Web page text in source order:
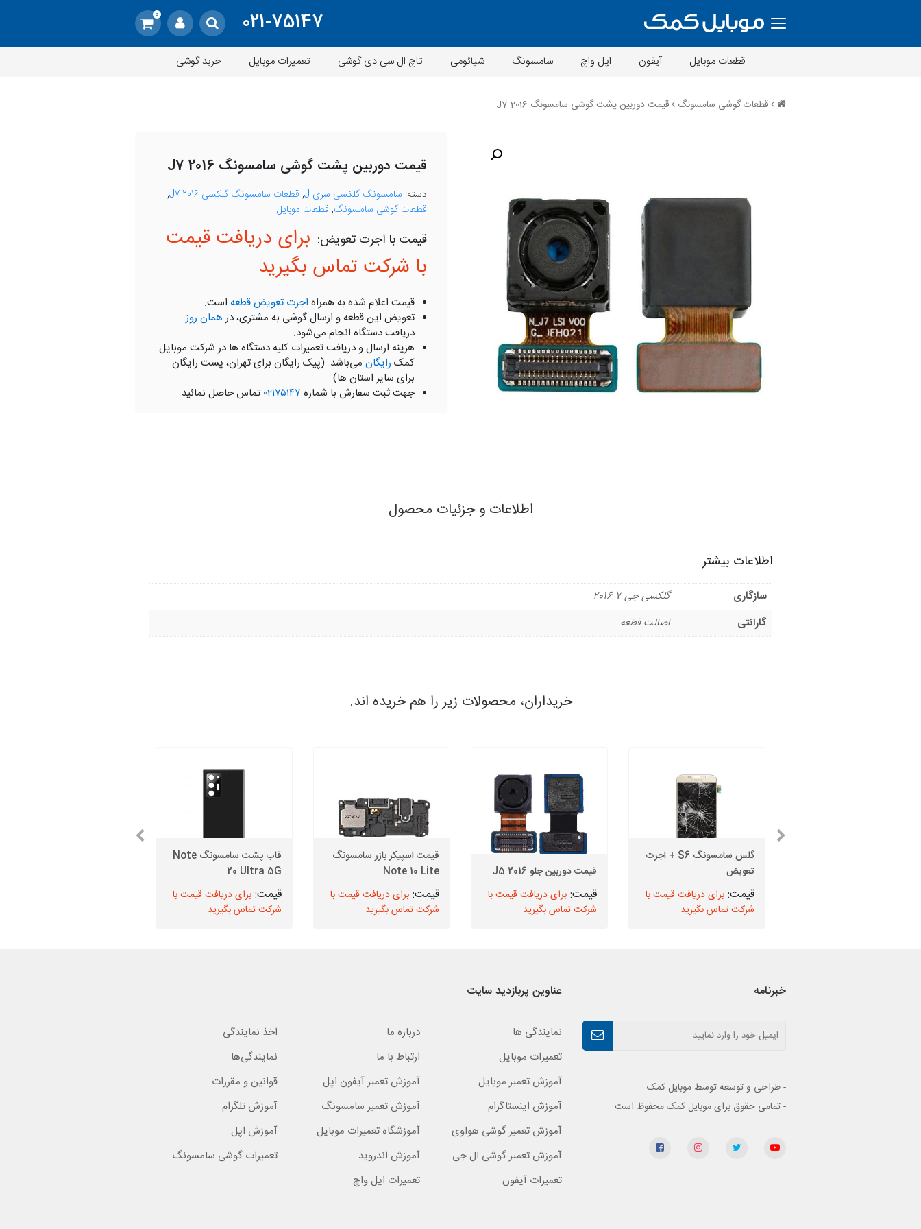
021-75147
0
قطعات موبایل آیفون اپل واچ سامسونگ شیائومی تاچ ال سی دی گوشی تعمیرات موبایل خرید گوشی
قطعات گوشی سامسونگ قیمت دوربین پشت گوشی سامسونگ J7 2016
قیمت دوربین پشت گوشی سامسونگ J7 2016
دسته: سامسونگ گلکسی سری J , قطعات سامسونگ گلکسی J7 2016
,
قطعات گوشی سامسونگ, قطعات موبایل
برای دریافت قیمت
با شرکت تماس بگیرید
قیمت اعلام شده به همراه اجرت تعویض قطعه است.
تعویض این قطعه و ارسال گوشی به مشتری، درهمان روز
دریافت دستگاه انجام می‌شود.
هزینه ارسال و دریافت تعمیرات کلیه دستگاه ها در شرکت موبایل
کمک رایگان می‌باشد. (پیک رایگان برای تهران، پست رایگان
برای سایر استان ها)
جهت ثبت سفارش با شماره ۰۲۱۷۵۱۴۷ تماس حاصل نمائید.
اطلاعات و جزئیات محصول
اطلاعات بیشتر
سازگاری
گلکسی جی 7 2016
گارانتی
اصالت قطعه
خریداران، محصولات زیر را هم خریده اند.
گلس سامسونگ S6 + اجرت
تعویض
برای دریافت قیمت با
شرکت تماس بگیرید
قیمت دوربین جلو J5 2016
برای دریافت قیمت با
شرکت تماس بگیرید
قیمت اسپیکر بازر سامسونگ
Note 10 Lite
برای دریافت قیمت با
شرکت تماس بگیرید
قاب پشت سامسونگ Note
20 Ultra 5G
برای دریافت قیمت با
شرکت تماس بگیرید
خبرنامه
- طراحی و توسعه توسط موبایل کمک
- تمامی حقوق برای موبایل کمک محفوظ است
عناوین پربازدید سایت
نمایندگی ها درباره ما
اخذ نمایندگی
تعمیرات موبایل
ارتباط با ما
نمایندگی‌ها
آموزش تعمیر موبایل
آموزش تعمیر آیفون اپل
قوانین و مقررات
آموزش اینستاگرام
آموزش تعمیر سامسونگ
آموزش تلگرام
آموزش تعمیر گوشی هواوی
آموزشگاه تعمیرات موبایل
آموزش اپل
آموزش تعمیر گوشی ال جی
آموزش اندروید
تعمیرات گوشی سامسونگ
تعمیرات آیفون
تعمیرات اپل واچ